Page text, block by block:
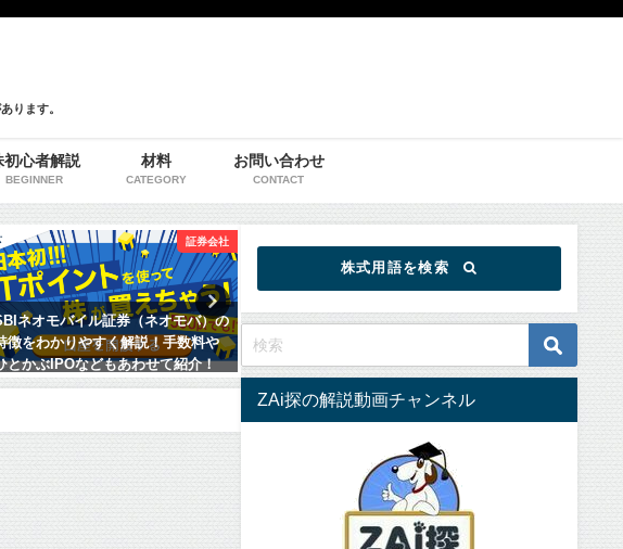
ります。
初心者解説
BEGINNER
材料
CATEGORY
お問い合わせ
CONTACT
証券会社
ネオモバイル証券（ネオモバ）の
徴をわかりやすく解説！手数料や
とかぶIPOなどもあわせて紹介！
SBI証券の特徴をわかりやすく解説！
手数料やTポイントについてなどもあ
わせて紹介！
WealthNavi（
か？サービス
メリットなど
株式用語を検索
ZAi探の解説動画チャンネル